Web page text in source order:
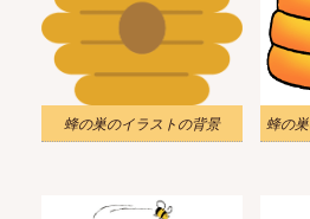
蜂の巣のイラストの背景